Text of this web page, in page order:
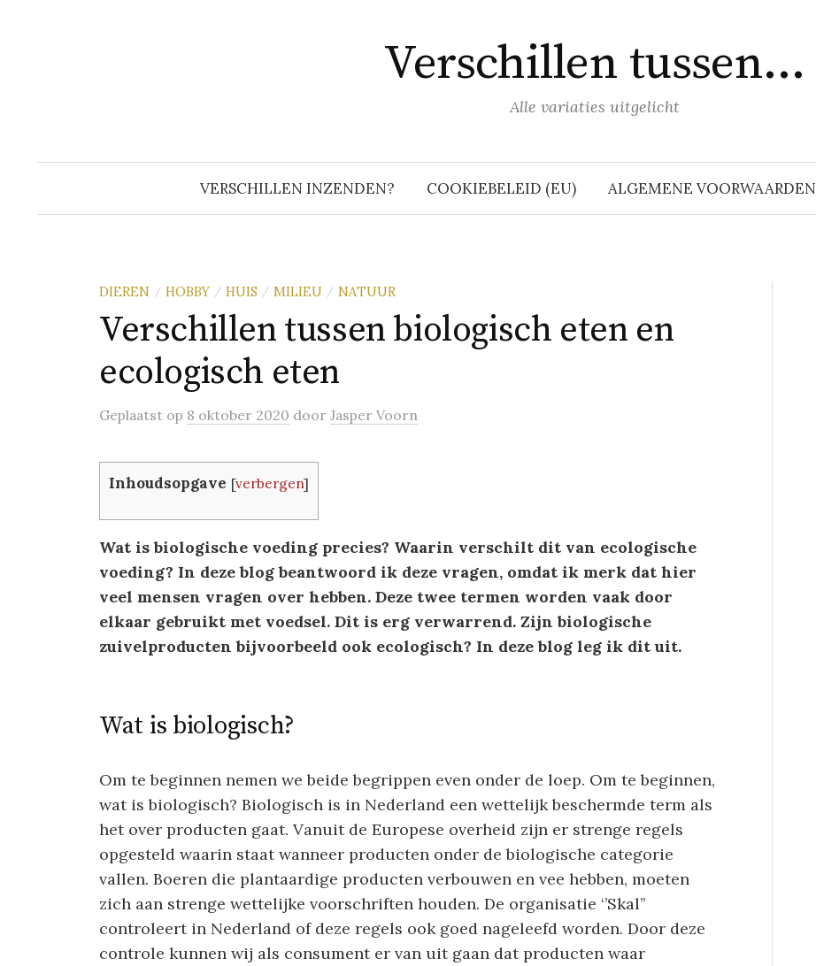
Verschillen tussen…
Alle variaties uitgelicht
VERSCHILLEN INZENDEN? COOKIEBELEID (EU) ALGEMENE VOORWAARDEN
DIEREN / HOBBY / HUIS / MILIEU / NATUUR
Verschillen tussen biologisch eten en
ecologisch eten
Geplaatst op 8 oktober 2020 door Jasper Voorn
Inhoudsopgave [verbergen]
Wat is biologische voeding precies? Waarin verschilt dit van ecologische
voeding? In deze blog beantwoord ik deze vragen, omdat ik merk dat hier
veel mensen vragen over hebben. Deze twee termen worden vaak door
elkaar gebruikt met voedsel. Dit is erg verwarrend. Zijn biologische
zuivelproducten bijvoorbeeld ook ecologisch? In deze blog leg ik dit uit.
Wat is biologisch?
Om te beginnen nemen we beide begrippen even onder de loep. Om te beginnen,
wat is biologisch? Biologisch is in Nederland een wettelijk beschermde term als
het over producten gaat. Vanuit de Europese overheid zijn er strenge regels
opgesteld waarin staat wanneer producten onder de biologische categorie
vallen. Boeren die plantaardige producten verbouwen en vee hebben, moeten
zich aan strenge wettelijke voorschriften houden. De organisatie ‘’Skal’’
controleert in Nederland of deze regels ook goed nageleefd worden. Door deze
controle kunnen wij als consument er van uit gaan dat producten waar